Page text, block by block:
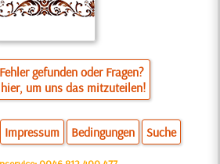
gefunden oder Fragen?
um uns das mitzuteilen!
Impressum Bedingungen Suche